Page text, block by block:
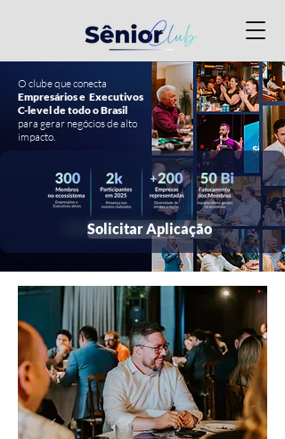
O clube que conecta
Empresários e Executivos
C-level de todo o Brasil
para gerar negócios de alto
impacto.
Solicitar Aplicação